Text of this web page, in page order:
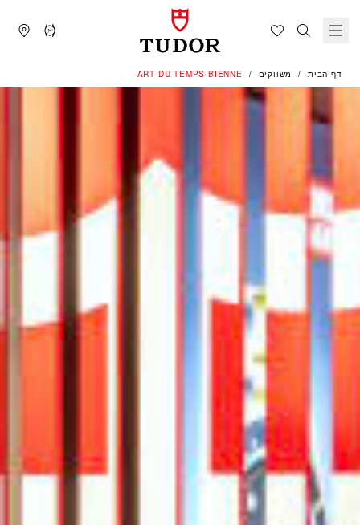
דף הבית משווקים ‭ART DU TEMPS BIENNE‬